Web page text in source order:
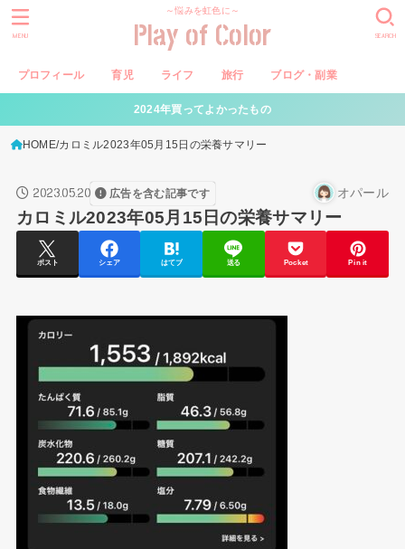
～悩みを虹色に～
Play of Color
プロフィール 育児 ライフ 旅行 ブログ・副業
SEARCH
MENU
2024年買ってよかったもの
HOME カロミル2023年05月15日の栄養サマリー
2023.05.20 広告を含む記事です オパール
カロミル2023年05月15日の栄養サマリー
ポスト シェア はてブ 送る Pocket Pin it